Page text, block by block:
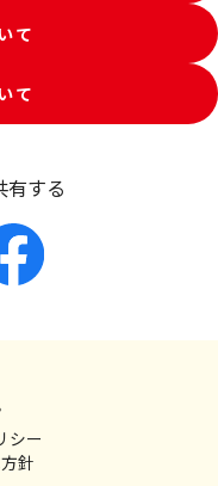
て
て
有する
シー
針